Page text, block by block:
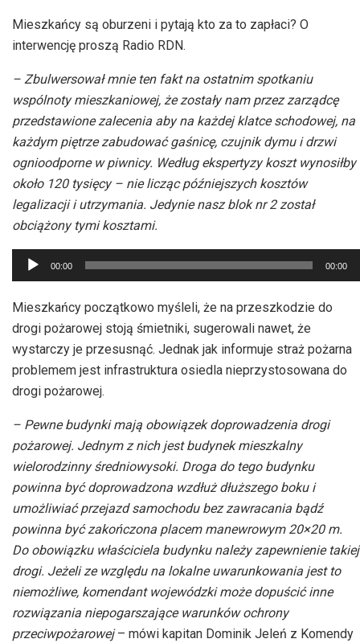
Mieszkańcy są oburzeni i pytają kto za to zapłaci? O
interwencję proszą Radio RDN.
– Zbulwersował mnie ten fakt na ostatnim spotkaniu
wspólnoty mieszkaniowej, że zostały nam przez zarządcę
przedstawione zalecenia aby na każdej klatce schodowej, na
każdym piętrze zabudować gaśnicę, czujnik dymu i drzwi
ognioodporne w piwnicy. Według ekspertyzy koszt wynosiłby
około 120 tysięcy – nie licząc późniejszych kosztów
legalizacji i utrzymania. Jedynie nasz blok nr 2 został
obciążony tymi kosztami.
Odtwarzacz
plików
dźwiękowych
00:00 00:00
Mieszkańcy początkowo myśleli, że na przeszkodzie do
drogi pożarowej stoją śmietniki, sugerowali nawet, że
wystarczy je przesusnąć. Jednak jak informuje straż pożarna
problemem jest infrastruktura osiedla nieprzystosowana do
drogi pożarowej.
– Pewne budynki mają obowiązek doprowadzenia drogi
pożarowej. Jednym z nich jest budynek mieszkalny
wielorodzinny średniowysoki. Droga do tego budynku
powinna być doprowadzona wzdłuż dłuższego boku i
umożliwiać przejazd samochodu bez zawracania bądź
powinna być zakończona placem manewrowym 20×20 m.
Do obowiązku właściciela budynku należy zapewnienie takiej
drogi. Jeżeli ze względu na lokalne uwarunkowania jest to
niemożliwe, komendant wojewódzki może dopuścić inne
rozwiązania niepogarszające warunków ochrony
przeciwpożarowej– mówi kapitan Dominik Jeleń z Komendy